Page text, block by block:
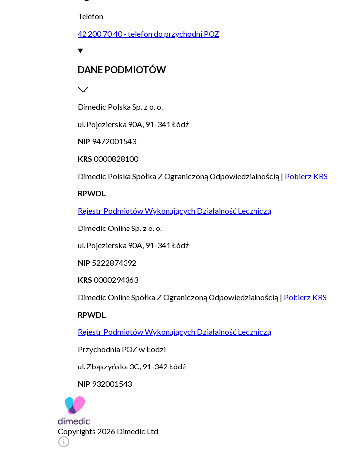
Telefon
42 200 70 40 - telefon do przychodni POZ
DANE PODMIOTÓW
Dimedic Polska Sp. z o. o.
ul. Pojezierska 90A, 91-341 Łódź
NIP 9472001543
KRS 0000828100
Dimedic Polska Spółka Z Ograniczoną Odpowiedzialnością | Pobierz KRS
RPWDL
Rejestr Podmiotów Wykonujących Działalność Leczniczą
Dimedic Online Sp. z o. o.
ul. Pojezierska 90A, 91-341 Łódź
NIP 5222874392
KRS 0000294363
Dimedic Online Spółka Z Ograniczoną Odpowiedzialnością | Pobierz KRS
RPWDL
Rejestr Podmiotów Wykonujących Działalność Leczniczą
Przychodnia POZ w Łodzi
ul. Zbąszyńska 3C, 91-342 Łódź
NIP 932001543
Copyrights 2026 Dimedic Ltd